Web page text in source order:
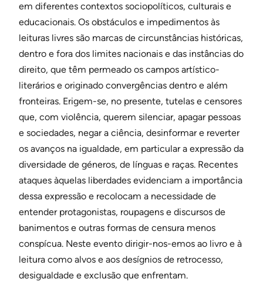
em diferentes contextos sociopolíticos, culturais e
educacionais. Os obstáculos e impedimentos às
leituras livres são marcas de circunstâncias históricas,
dentro e fora dos limites nacionais e das instâncias do
direito, que têm permeado os campos artístico-
literários e originado convergências dentro e além
fronteiras. Erigem-se, no presente, tutelas e censores
que, com violência, querem silenciar, apagar pessoas
e sociedades, negar a ciência, desinformar e reverter
os avanços na igualdade, em particular a expressão da
diversidade de géneros, de línguas e raças. Recentes
ataques àquelas liberdades evidenciam a importância
dessa expressão e recolocam a necessidade de
entender protagonistas, roupagens e discursos de
banimentos e outras formas de censura menos
conspícua. Neste evento dirigir-nos-emos ao livro e à
leitura como alvos e aos desígnios de retrocesso,
desigualdade e exclusão que enfrentam.